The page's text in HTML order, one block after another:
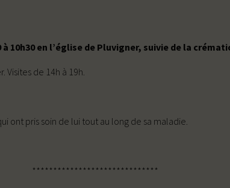
10h30 en l’église de Pluvigner, suivie de la
de 14h à 19h.
ont pris soin de lui tout au long de sa maladie.
******************************